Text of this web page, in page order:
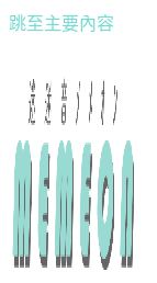
跳至主要內容